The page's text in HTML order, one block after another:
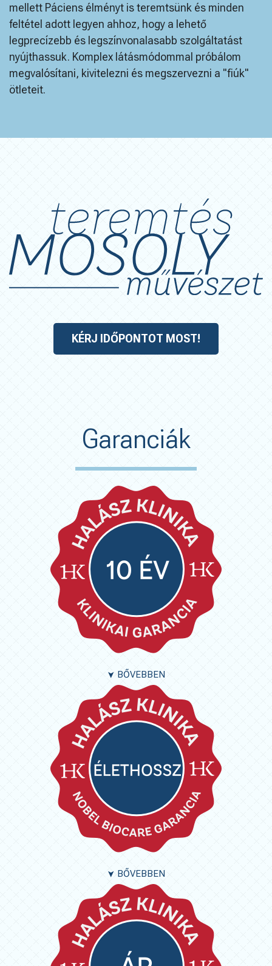
mellett Páciens élményt is teremtsünk és minden
feltétel adott legyen ahhoz, hogy a lehető
legprecízebb és legszínvonalasabb szolgáltatást
nyújthassuk. Komplex látásmódommal próbálom
megvalósítani, kivitelezni és megszervezni a "fiúk"
ötleteit.
KÉRJ IDŐPONTOT MOST!
Garanciák
➤ BŐVEBBEN
➤ BŐVEBBEN